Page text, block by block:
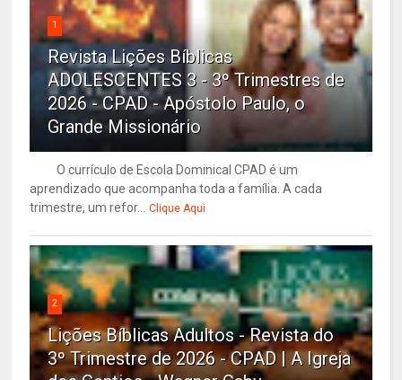
1
Revista Lições Bíblicas
ADOLESCENTES 3 - 3º Trimestres de
2026 - CPAD - Apóstolo Paulo, o
Grande Missionário
O currículo de Escola Dominical CPAD é um
aprendizado que acompanha toda a família. A cada
trimestre, um refor... Clique Aqui
2
Lições Bíblicas Adultos - Revista do
3º Trimestre de 2026 - CPAD | A Igreja